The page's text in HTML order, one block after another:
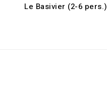
Le Basivier (2-6 pers.)